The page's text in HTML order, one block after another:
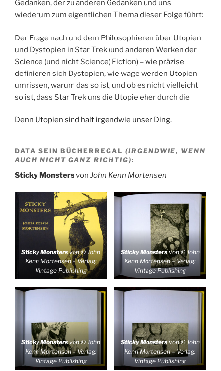
Gedanken, der zu anderen Gedanken und uns
wiederum zum eigentlichen Thema dieser Folge führt:
Der Frage nach und dem Philosophieren über Utopien
und Dystopien in Star Trek (und anderen Werken der
Science (und nicht Science) Fiction) – wie präzise
definieren sich Dystopien, wie wage werden Utopien
umrissen, warum das so ist, und ob es nicht vielleicht
so ist, dass Star Trek uns die Utopie eher durch die
Denn Utopien sind halt irgendwie unser Ding.
DATA SEIN BÜCHERREGAL (IRGENDWIE, WENN
AUCH NICHT GANZ RICHTIG):
Sticky Monstersvon John Kenn Mortensen
Sticky Monsters von © John
Kenn Mortensen – Verlag:
Vintage Publishing
Sticky Monstersvon © John
Kenn Mortensen – Verlag:
Vintage Publishing
Sticky Monstersvon © John
Kenn Mortensen – Verlag:
Vintage Publishing
Sticky Monstersvon © John
Kenn Mortensen – Verlag:
Vintage Publishing